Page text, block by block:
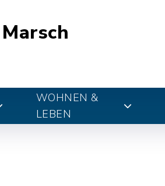
WOHNEN &
LEBEN